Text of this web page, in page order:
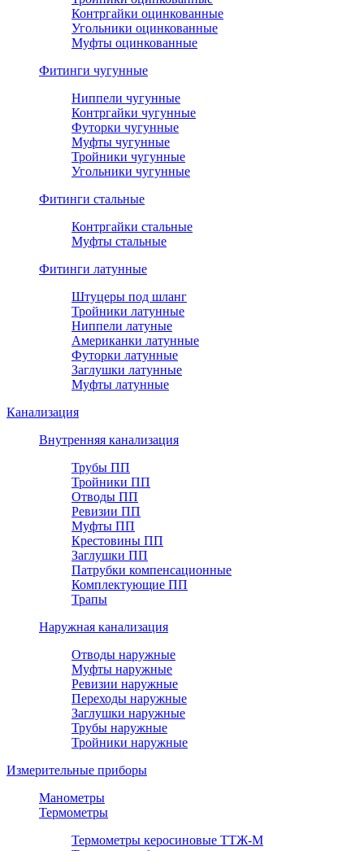
Контргайки оцинкованные
Угольники оцинкованные
Муфты оцинкованные
Фитинги чугунные
Ниппели чугунные
Контргайки чугунные
Футорки чугунные
Муфты чугунные
Тройники чугунные
Угольники чугунные
Фитинги стальные
Контргайки стальные
Муфты стальные
Фитинги латунные
Штуцеры под шланг
Тройники латунные
Ниппели латуные
Американки латунные
Футорки латунные
Заглушки латунные
Муфты латунные
Канализация
Внутренняя канализация
Трубы ПП
Тройники ПП
Отводы ПП
Ревизии ПП
Муфты ПП
Крестовины ПП
Заглушки ПП
Патрубки компенсационные
Комплектующие ПП
Трапы
Наружная канализация
Отводы наружные
Муфты наружные
Ревизии наружные
Переходы наружные
Заглушки наружные
Трубы наружные
Тройники наружные
Измерительные приборы
Манометры
Термометры
Термометры керосиновые ТТЖ-М